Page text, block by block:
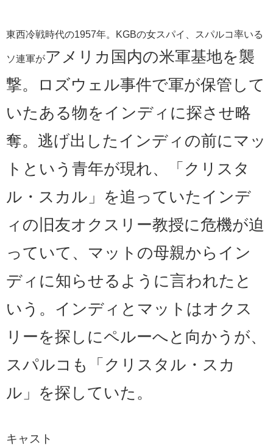
東西冷戦時代の1957年。KGBの女スパイ、スパルコ率いる
ソ連軍がアメリカ国内の米軍基地を襲
撃。ロズウェル事件で軍が保管して
いたある物をインディに探させ略
奪。逃げ出したインディの前にマッ
トという青年が現れ、「クリスタ
ル・スカル」を追っていたインデ
ィの旧友オクスリー教授に危機が迫
っていて、マットの母親からイン
ディに知らせるように言われたと
いう。インディとマットはオクス
リーを探しにペルーへと向かうが、
スパルコも「クリスタル・スカ
ル」を探していた。
キャスト